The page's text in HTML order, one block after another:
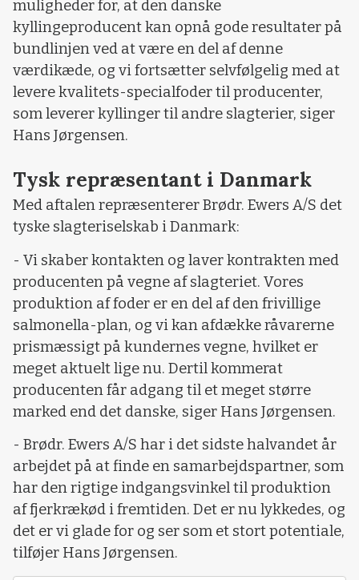
muligheder for, at den danske
kyllingeproducent kan opnå gode resultater på
bundlinjen ved at være en del af denne
værdikæde, og vi fortsætter selvfølgelig med at
levere kvalitets-specialfoder til producenter,
som leverer kyllinger til andre slagterier, siger
Hans Jørgensen.
Tysk repræsentant i Danmark
Med aftalen repræsenterer Brødr. Ewers A/S det
tyske slagteriselskab i Danmark:
- Vi skaber kontakten og laver kontrakten med
producenten på vegne af slagteriet. Vores
produktion af foder er en del af den frivillige
salmonella-plan, og vi kan afdække råvarerne
prismæssigt på kundernes vegne, hvilket er
meget aktuelt lige nu. Dertil kommerat
producenten får adgang til et meget større
marked end det danske, siger Hans Jørgensen.
- Brødr. Ewers A/S har i det sidste halvandet år
arbejdet på at finde en samarbejdspartner, som
har den rigtige indgangsvinkel til produktion
af fjerkrækød i fremtiden. Det er nu lykkedes, og
det er vi glade for og ser som et stort potentiale,
tilføjer Hans Jørgensen.